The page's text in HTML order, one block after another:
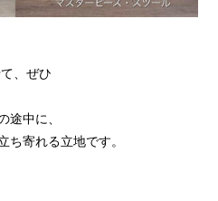
、ぜひ
途中に、
ち寄れる立地です。